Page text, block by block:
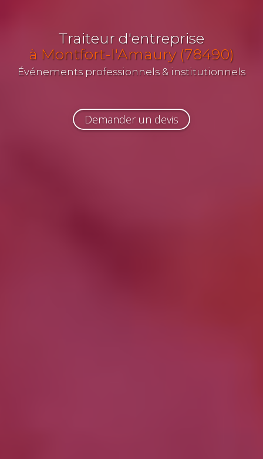
Traiteur d'entreprise
à Montfort-l'Amaury (78490)
Événements professionnels & institutionnels
Demander un devis